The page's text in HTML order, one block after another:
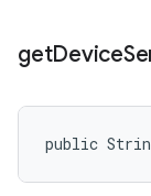
getDevice
public